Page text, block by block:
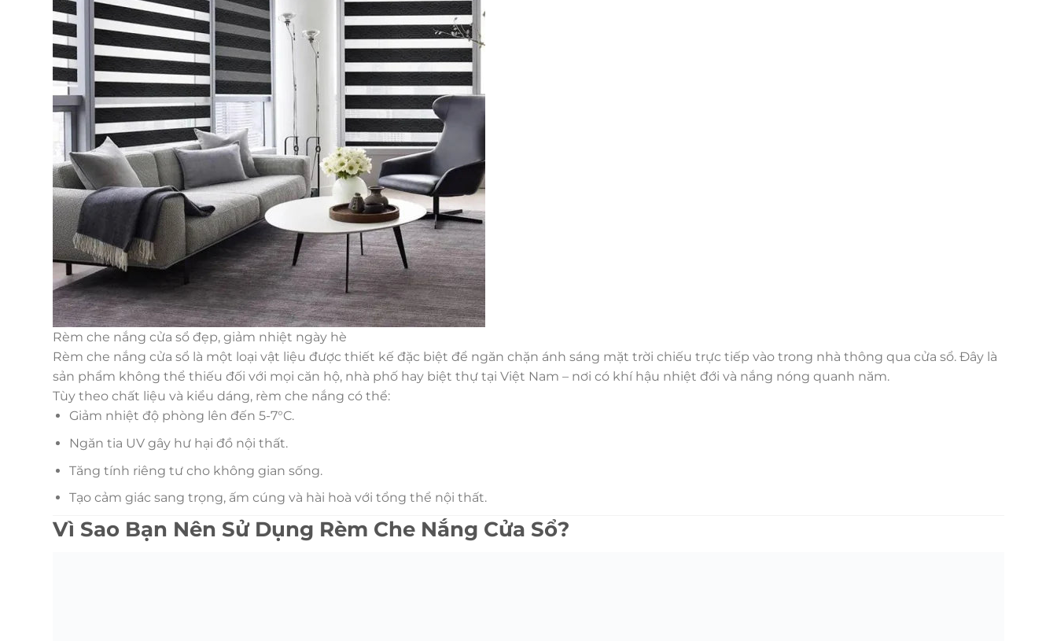
Rèm che nắng cửa sổ đẹp, giảm nhiệt ngày hè
Rèm che nắng cửa sổ là một loại vật liệu được thiết kế đặc biệt để ngăn chặn ánh sáng mặt trời chiếu trực tiếp vào trong nhà thông qua cửa sổ. Đây là
sản phẩm không thể thiếu đối với mọi căn hộ, nhà phố hay biệt thự tại Việt Nam – nơi có khí hậu nhiệt đới và nắng nóng quanh năm.
Tùy theo chất liệu và kiểu dáng, rèm che nắng có thể:
Giảm nhiệt độ phòng lên đến 5-7°C.
Ngăn tia UV gây hư hại đồ nội thất.
Tăng tính riêng tư cho không gian sống.
Tạo cảm giác sang trọng, ấm cúng và hài hoà với tổng thể nội thất.
Vì Sao Bạn Nên Sử Dụng Rèm Che Nắng Cửa Sổ?